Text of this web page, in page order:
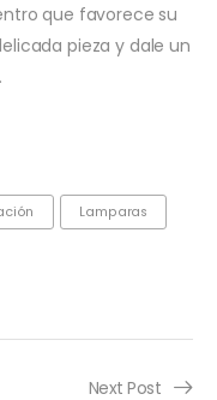
que favorece su
pieza y dale un
Lamparas
Next Post